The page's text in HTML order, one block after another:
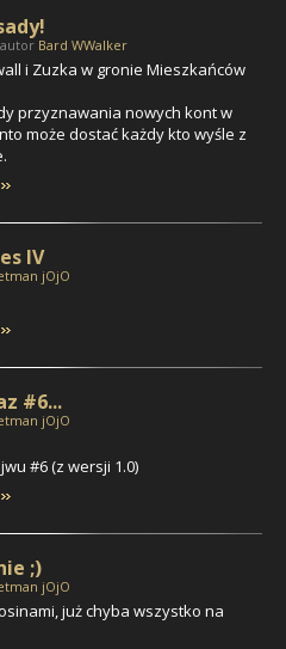
Bard WWalker
i Zuzka w gronie Mieszkańców
przyznawania nowych kont w
może dostać każdy kto wyśle z
IV
jOjO
#6...
jOjO
#6 (z wersji 1.0)
;)
jOjO
już chyba wszystko na